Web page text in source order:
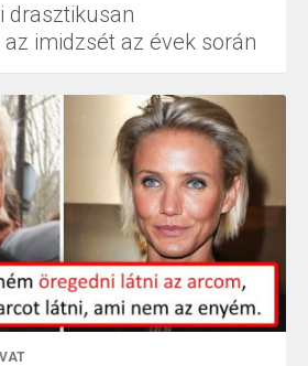
drasztikusan
imidzsét az évek során